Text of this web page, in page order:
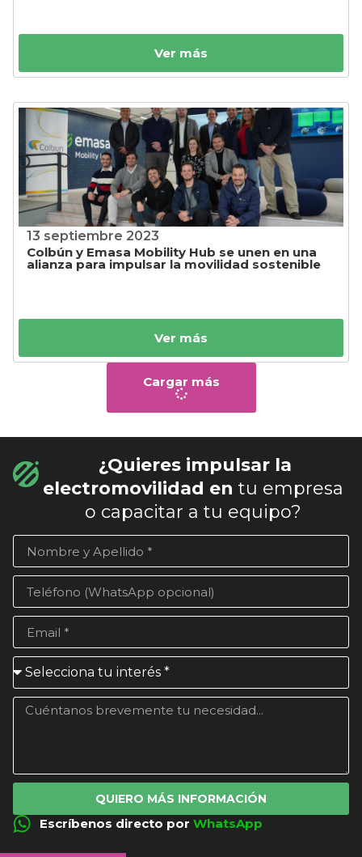
Ver más
13 septiembre 2023
Colbún y Emasa Mobility Hub se unen en una
alianza para impulsar la movilidad sostenible
Ver más
Cargar más
¿Quieres impulsar la
electromovilidad en tu empresa
o capacitar a tu equipo?
QUIERO MÁS INFORMACIÓN
Escríbenos directo por WhatsApp